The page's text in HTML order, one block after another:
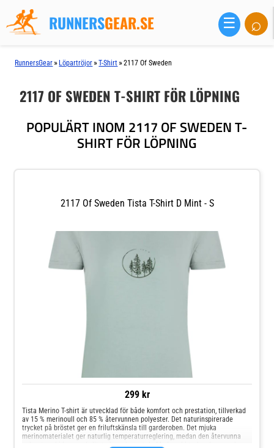
RUNNERSGEAR.SE ☰ ⌕
RunnersGear » Löpartröjor »T-Shirt »2117 Of Sweden
2117 OF SWEDEN T-SHIRT FÖR LÖPNING
POPULÄRT INOM 2117 OF SWEDEN T-
SHIRT FÖR LÖPNING
2117 Of Sweden Tista T-Shirt D Mint - S
299 kr
Tista Merino T-shirt är utvecklad för både komfort och prestation, tillverkad
av 15 % merinoull och 85 % återvunnen polyester. Det naturinspirerade
trycket på bröstet ger en friluftskänsla till garderoben. Det mjuka
merinomaterialet ger naturlig temperaturreglering, medan den återvunna